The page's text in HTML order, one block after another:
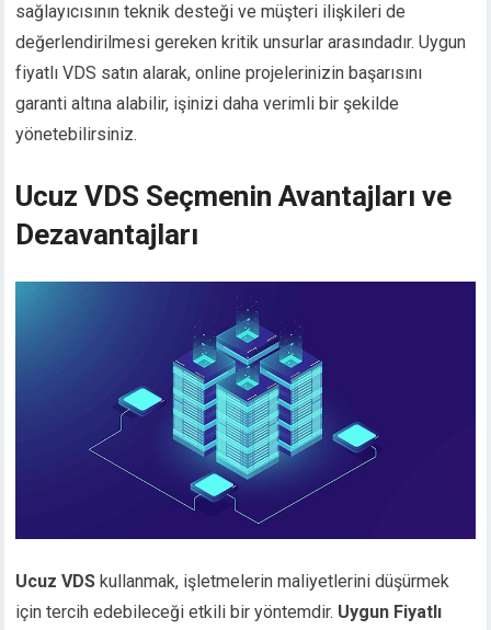
sağlayıcısının teknik desteği ve müşteri ilişkileri de
değerlendirilmesi gereken kritik unsurlar arasındadır. Uygun
fiyatlı VDS satın alarak, online projelerinizin başarısını
garanti altına alabilir, işinizi daha verimli bir şekilde
yönetebilirsiniz.
Ucuz VDS Seçmenin Avantajları ve
Dezavantajları
Ucuz VDS kullanmak, işletmelerin maliyetlerini düşürmek
için tercih edebileceği etkili bir yöntemdir. Uygun Fiyatlı